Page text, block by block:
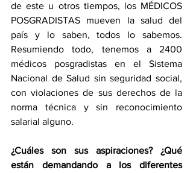
de este u otros tiempos, los MÉDICOS
POSGRADISTAS mueven la salud del
país y lo saben, todos lo sabemos.
Resumiendo todo, tenemos a 2400
médicos posgradistas en el Sistema
Nacional de Salud sin seguridad social,
con violaciones de sus derechos de la
norma técnica y sin reconocimiento
salarial alguno.
¿Cuáles son sus aspiraciones? ¿Qué
están demandando a los diferentes